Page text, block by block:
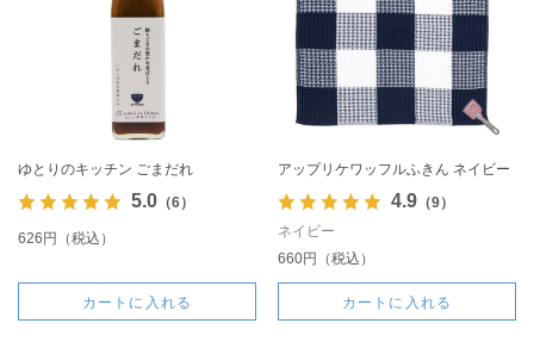
ゆとりのキッチン ごまだれ
5.0（6）
626円（税込）
カートに入れる
アップリケワッフルふきん ネイビー
4.9（9）
ネイビー
660円（税込）
カートに入れる